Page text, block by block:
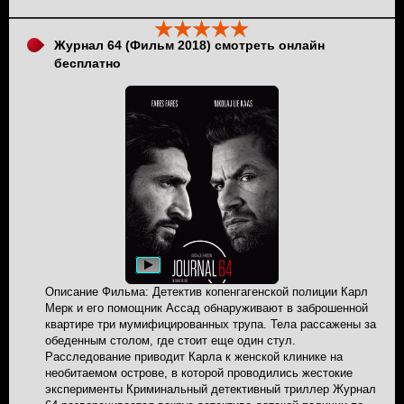
может исчезнуть в любую минуту.
по контролю за оборотом наркотиков.
Журнал 64 (Фильм 2018) смотреть онлайн
бесплатно
Описание Фильма: Детектив копенгагенской полиции Карл
Мерк и его помощник Ассад обнаруживают в заброшенной
квартире три мумифицированных трупа. Тела рассажены за
обеденным столом, где стоит еще один стул.
Расследование приводит Карла к женской клинике на
необитаемом острове, в которой проводились жестокие
эксперименты Криминальный детективный триллер Журнал